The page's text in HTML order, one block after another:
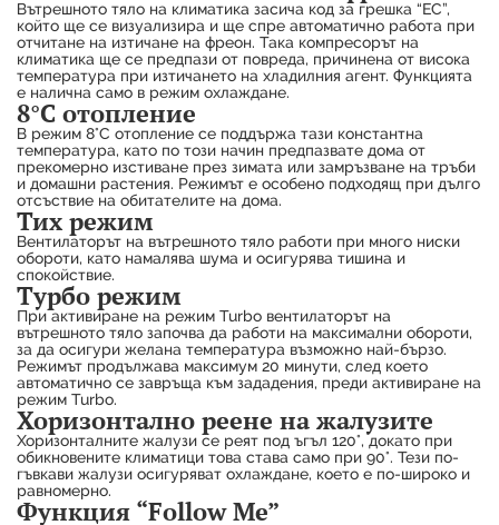
Вътрешното тяло на климатика засича код за грешка “EC”,
който ще се визуализира и ще спре автоматично работа при
отчитане на изтичане на фреон. Така компресорът на
климатика ще се предпази от повреда, причинена от висока
температура при изтичането на хладилния агент. Функцията
е налична само в режим охлаждане.
8°C отопление
В режим 8°C отопление се поддържа тази константна
температура, като по този начин предпазвате дома от
прекомерно изстиване през зимата или замръзване на тръби
и домашни растения. Режимът е особено подходящ при дълго
отсъствие на обитателите на дома.
Тих режим
Вентилаторът на вътрешното тяло работи при много ниски
обороти, като намалява шума и осигурява тишина и
спокойствие.
Турбо режим
При активиране на режим Turbo вентилаторът на
вътрешното тяло започва да работи на максимални обороти,
за да осигури желана температура възможно най-бързо.
Режимът продължава максимум 20 минути, след което
автоматично се завръща към зададения, преди активиране на
режим Turbo.
Хоризонтално реене на жалузите
Хоризонталните жалузи се реят под ъгъл 120°, докато при
обикновените климатици това става само при 90°. Тези по-
гъвкави жалузи осигуряват охлаждане, което е по-широко и
равномерно.
Функция “Follow Me”